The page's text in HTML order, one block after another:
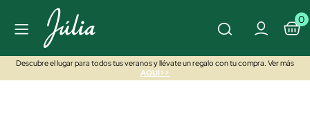
0
Descubre el lugar para todos tus veranos y llévate un regalo con tu compra. Ver más
AQUÍ>>